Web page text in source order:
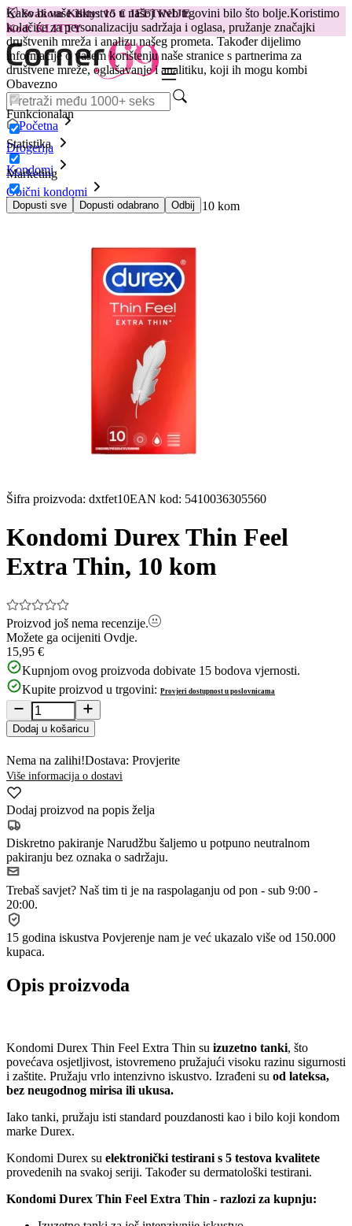
Kako bi vaše iskustvo u našoj web trgovini bilo što bolje.Koristimo
kolačiće za personalizaciju sadržaja i oglasa, pružanje značajki
društvenih mreža i analizu našeg prometa. Također dijelimo
informacije o vašem korištenju naše stranice s partnerima za
društvene mreže, oglašavanje i analitiku, koji ih mogu kombi
Obavezno
Funkcionalan
Statistika
Marketing
Dopusti sve Dopusti odabrano Odbij
😽Svakom Klitty: 15 € JEFTINIJE
Kod: KLITTY →
Početna
Drogerija
Kondomi
Obični kondomi
Kondomi Durex Thin Feel Extra Thin, 10 kom
Šifra proizvoda: dxtfet10EAN kod: 5410036305560
Kondomi Durex Thin Feel
Extra Thin, 10 kom
Proizvod još nema recenzije.
Možete ga ocijeniti Ovdje.
15,95 €
Kupnjom ovog proizvoda dobivate 15 bodova vjernosti.
Kupite proizvod u trgovini: Provjeri dostupnost u poslovnicama
Dodaj u košaricu
Nema na zalihi!Dostava: Provjerite
Više informacija o dostavi
Dodaj proizvod na popis želja
Diskretno pakiranje Narudžbu šaljemo u potpuno neutralnom
pakiranju bez oznaka o sadržaju.
Trebaš savjet? Naš tim ti je na raspolaganju od pon - sub 9:00 -
20:00.
15 godina iskustva Povjerenje nam je već ukazalo više od 150.000
kupaca.
Opis proizvoda
Kondomi Durex Thin Feel Extra Thin su izuzetno tanki, što
povećava osjetljivost, istovremeno pružajući visoku razinu sigurnosti
i zaštite. Pružaju vrlo intenzivno iskustvo. Izrađeni su od lateksa,
bez neugodnog mirisa ili ukusa.
Iako tanki, pružaju isti standard pouzdanosti kao i bilo koji kondom
marke Durex.
Kondomi Durex su elektronički testirani s 5 testova kvalitete
provedenih na svakoj seriji. Također su dermatološki testirani.
Kondomi Durex Thin Feel Extra Thin - razlozi za kupnju: